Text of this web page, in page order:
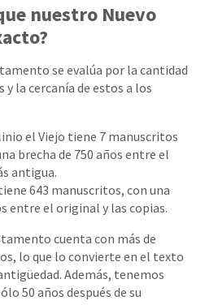
nuestro Nuevo
se evalúa por la cantidad
la cercanía de estos a los
el Viejo tiene 7 manuscritos
brecha de 750 años entre el
antigua.
643 manuscritos, con una
entre el original y las copias.
cuenta con más de
lo que lo convierte en el texto
Además, tenemos
50 años después de su